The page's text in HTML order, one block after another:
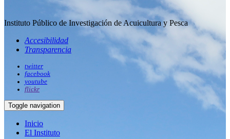
Instituto Público de Investigación de Acuicultura y Pesca
Accesibilidad
Transparencia
twitter
facebook
youtube
flickr
Toggle navigation
Inicio
El Instituto